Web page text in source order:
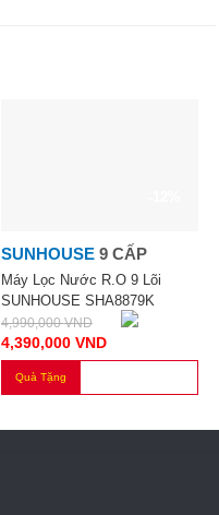
SUNHOUSE 9 CẤP
Máy Lọc Nước R.O 9 Lõi
SUNHOUSE SHA8879K
4,990,000VND
4,390,000 VND
Quà Tặng